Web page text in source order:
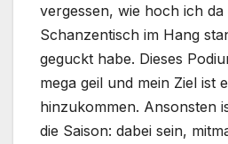
vergessen, wie hoch ich da
Schanzentisch im Hang
geguckt habe. Dieses
mega geil und mein Ziel ist
hinzukommen. Ansonsten
die Saison: dabei sein,